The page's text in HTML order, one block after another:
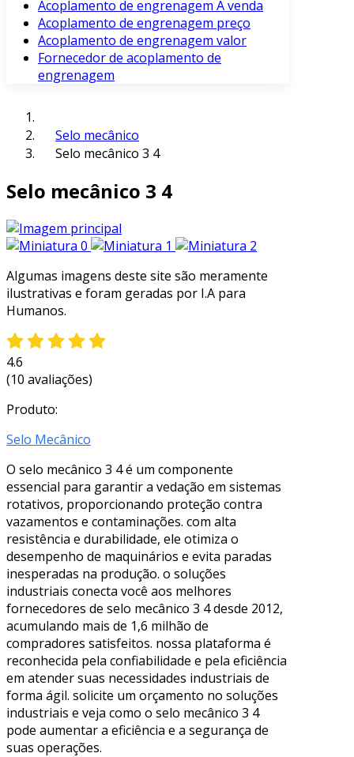
Acoplamento de engrenagem À venda
Acoplamento de engrenagem preço
Acoplamento de engrenagem valor
Fornecedor de acoplamento de
engrenagem
Selo mecânico
Selo mecânico 3 4
Selo mecânico 3 4
Algumas imagens deste site são meramente
ilustrativas e foram geradas por I.A para
Humanos.
4.6
(10 avaliações)
Produto:
Selo Mecânico
O selo mecânico 3 4 é um componente
essencial para garantir a vedação em sistemas
rotativos, proporcionando proteção contra
vazamentos e contaminações. com alta
resistência e durabilidade, ele otimiza o
desempenho de maquinários e evita paradas
inesperadas na produção. o soluções
industriais conecta você aos melhores
fornecedores de selo mecânico 3 4 desde 2012,
acumulando mais de 1,6 milhão de
compradores satisfeitos. nossa plataforma é
reconhecida pela confiabilidade e pela eficiência
em atender suas necessidades industriais de
forma ágil. solicite um orçamento no soluções
industriais e veja como o selo mecânico 3 4
pode aumentar a eficiência e a segurança de
suas operações.